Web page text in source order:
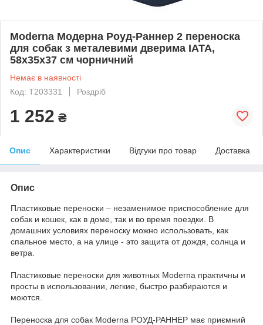
Moderna Модерна Роуд-Раннер 2 переноска
для собак з металевими дверима IATA,
58х35х37 см чорничний
Немає в наявності
Код: T203331
Роздріб
1 252 ₴
Опис Характеристики Відгуки про товар Доставка
Опис
Пластиковые переноски – незаменимое приспособление для
собак и кошек, как в доме, так и во время поездки. В
домашних условиях переноску можно использовать, как
спальное место, а на улице - это защита от дождя, солнца и
ветра.
Пластиковые переноски для животных Moderna практичны и
просты в использовании, легкие, быстро разбираются и
моются.
Переноска для собак Moderna РОУД-РАННЕР має приємний